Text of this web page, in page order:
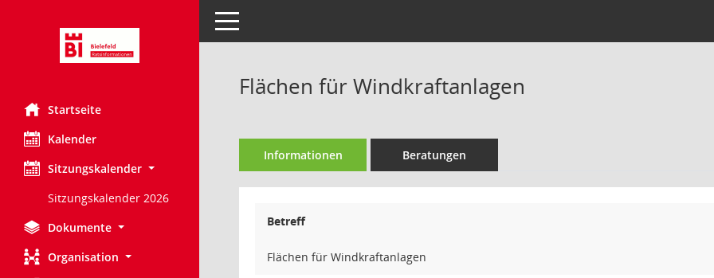
Startseite
Kalender
Sitzungskalender
Sitzungskalender 2026
Dokumente
Organisation
Toggle navigation
Flächen für Windkraftanlagen
Informationen Beratungen
Betreff
Flächen für Windkraftanlagen